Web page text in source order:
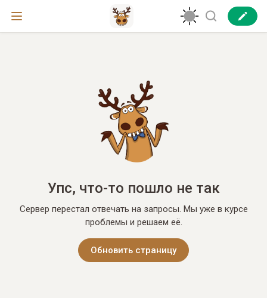
Упс, что-то пошло не так
Сервер перестал отвечать на запросы. Мы уже в курсе
проблемы и решаем её.
Обновить страницу